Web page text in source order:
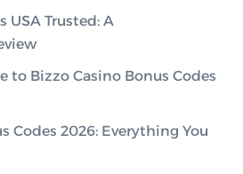
USA Trusted: A
to Bizzo Casino Bonus Codes
Codes 2026: Everything You